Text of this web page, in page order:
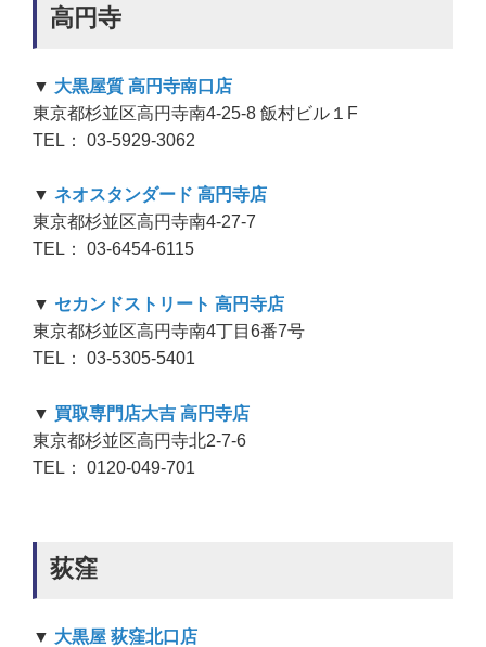
高円寺
▼ 大黒屋質 高円寺南口店
東京都杉並区高円寺南4-25-8 飯村ビル１F
TEL： 03-5929-3062
▼ ネオスタンダード 高円寺店
東京都杉並区高円寺南4-27-7
TEL： 03-6454-6115
▼ セカンドストリート 高円寺店
東京都杉並区高円寺南4丁目6番7号
TEL： 03-5305-5401
▼ 買取専門店大吉 高円寺店
東京都杉並区高円寺北2-7-6
TEL： 0120-049-701
荻窪
▼ 大黒屋 荻窪北口店